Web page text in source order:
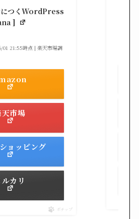
につくWordPress
]
01 21:55時点 | 楽天市場調
天市場
ョッピング
カリ
ポチップ